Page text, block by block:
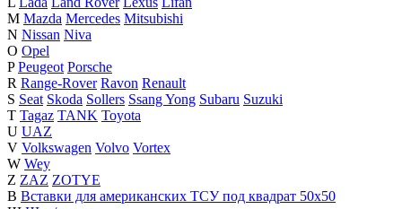
M Mazda Mercedes Mitsubishi
N Nissan Niva
O Opel
P Peugeot Porsche
R Range-Rover Ravon Renault
S Seat Skoda Sollers Ssang Yong Subaru Suzuki
T Tagaz TANK Toyota
U UAZ
V Volkswagen Volvo Vortex
W Wey
Z ZAZ ZOTYE
В Вставки для американских ТСУ под квадрат 50х50